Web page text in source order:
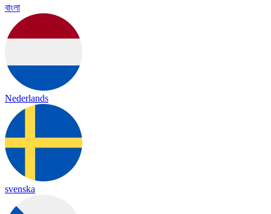
বাংলা
Nederlands
svenska